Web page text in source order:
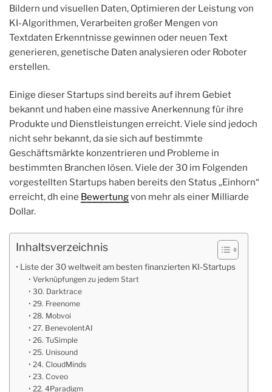
Bildern und visuellen Daten, Optimieren der Leistung von
KI-Algorithmen, Verarbeiten großer Mengen von
Textdaten Erkenntnisse gewinnen oder neuen Text
generieren, genetische Daten analysieren oder Roboter
erstellen.
Einige dieser Startups sind bereits auf ihrem Gebiet
bekannt und haben eine massive Anerkennung für ihre
Produkte und Dienstleistungen erreicht. Viele sind jedoch
nicht sehr bekannt, da sie sich auf bestimmte
Geschäftsmärkte konzentrieren und Probleme in
bestimmten Branchen lösen. Viele der 30 im Folgenden
vorgestellten Startups haben bereits den Status „Einhorn“
erreicht, dh eine Bewertungvon mehr als einer Milliarde
Dollar.
Inhaltsverzeichnis
Liste der 30 weltweit am besten finanzierten KI-Startups
Verknüpfungen zu jedem Start
30. Darktrace
29. Freenome
28. Mobvoi
27. BenevolentAI
26. TuSimple
25. Unisound
24. CloudMinds
23. Coveo
22. 4Paradigm